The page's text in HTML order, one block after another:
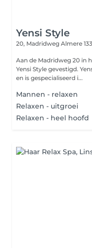
Yensi Style
20, Madridweg Almere
Aan de Madridweg 20 in het Centrum van Almere Buiten zit
Yensi Style gevestigd.
en is gespecialiseerd i...
Mannen - relaxen
Relaxen - uitgroei
Relaxen - heel hoofd